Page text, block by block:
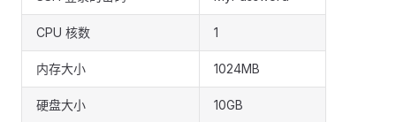
CPU 核数 1
内存大小 1024MB
硬盘大小 10GB